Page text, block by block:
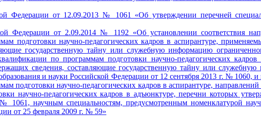
Федерации от 12.09.2013 № 1061 «Об утверждении перечней
Федерации от 2.09.2014 № 1192 «Об установлении соответствия
подготовки научно-педагогических кадров в аспирантуре,
государственную тайну или служебную информацию
по программам подготовки научно-педагогических
сведения, составляющие государственную тайну или
и науки Российской Федерации от 12 сентября 2013 г. № 1060,
подготовки научно-педагогических кадров в аспирантуре,
научно-педагогических кадров в адъюнктуре, перечни которых
1061, научным специальностям, предусмотренным номенклатурой
от 25 февраля 2009 г. № 59»